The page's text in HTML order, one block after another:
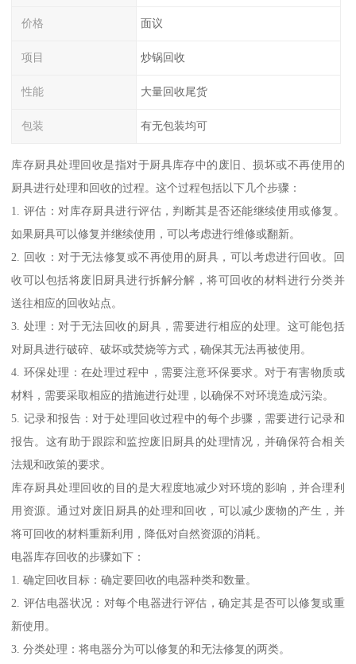
价格 面议
项目 炒锅回收
性能 大量回收尾货
包装 有无包装均可
库存厨具处理回收是指对于厨具库存中的废旧、损坏或不再使用的
厨具进行处理和回收的过程。这个过程包括以下几个步骤：
1. 评估：对库存厨具进行评估，判断其是否还能继续使用或修复。
如果厨具可以修复并继续使用，可以考虑进行维修或翻新。
2. 回收：对于无法修复或不再使用的厨具，可以考虑进行回收。回
收可以包括将废旧厨具进行拆解分解，将可回收的材料进行分类并
送往相应的回收站点。
3. 处理：对于无法回收的厨具，需要进行相应的处理。这可能包括
对厨具进行破碎、破坏或焚烧等方式，确保其无法再被使用。
4. 环保处理：在处理过程中，需要注意环保要求。对于有害物质或
材料，需要采取相应的措施进行处理，以确保不对环境造成污染。
5. 记录和报告：对于处理回收过程中的每个步骤，需要进行记录和
报告。这有助于跟踪和监控废旧厨具的处理情况，并确保符合相关
法规和政策的要求。
库存厨具处理回收的目的是大程度地减少对环境的影响，并合理利
用资源。通过对废旧厨具的处理和回收，可以减少废物的产生，并
将可回收的材料重新利用，降低对自然资源的消耗。
电器库存回收的步骤如下：
1. 确定回收目标：确定要回收的电器种类和数量。
2. 评估电器状况：对每个电器进行评估，确定其是否可以修复或重
新使用。
3. 分类处理：将电器分为可以修复的和无法修复的两类。